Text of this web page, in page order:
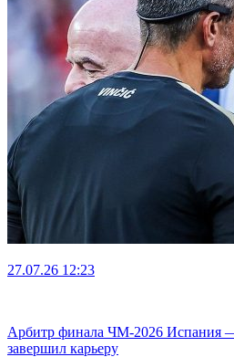
27.07.26 12:23
Арбитр финала ЧМ-2026 Испания
завершил карьеру